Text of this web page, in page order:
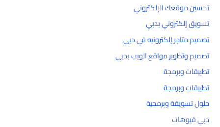
تحسين موقعك الإلكتروني
تسويق إلكتروني بدبي
تصميم متاجر إلكترونيه في دبي
تصميم وتطوير مواقع الويب بدبي
تطبيقات وبرمجة
تطبيقات وبرمجة
حلول تسويقة وبرمجية
دبي فيوهات